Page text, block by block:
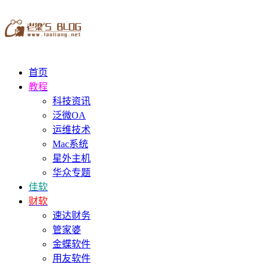
首页
教程
科技资讯
泛微OA
运维技术
Mac系统
星外主机
华众专题
佳软
财软
速达财务
管家婆
金蝶软件
用友软件